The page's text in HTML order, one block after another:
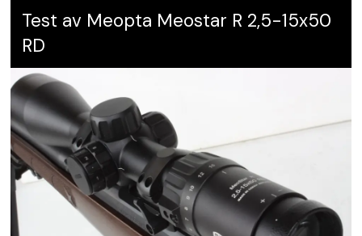
Test av Meopta Meostar R 2,5-15x50
RD